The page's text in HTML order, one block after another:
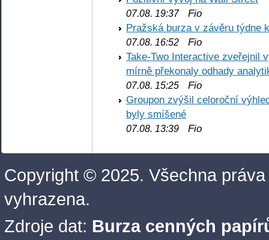
07.08. 19:37Fio
Pražská burza v závěru týdne
07.08. 16:52 Fio
Take-Two Interactive zveřejnil
mírně překonaly odhady
07.08. 15:25 Fio
Groupon zvýšil celoroční
byly smíšené
07.08. 13:39 Fio
Copyright © 2025. Všechna práva
vyhrazena.
Zdroje dat: Burza cenných